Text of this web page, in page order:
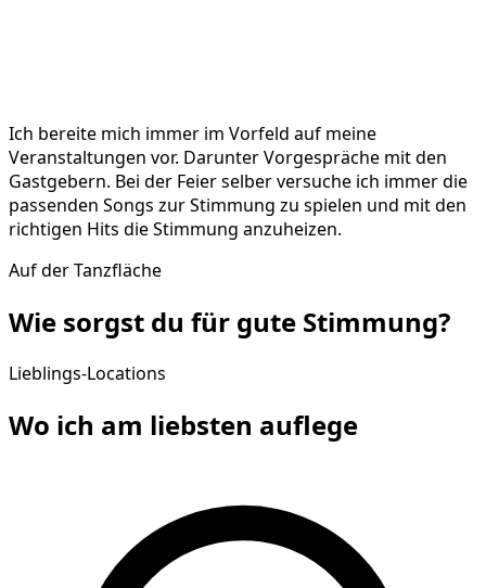
Ich bereite mich immer im Vorfeld auf meine
Veranstaltungen vor. Darunter Vorgespräche mit den
Gastgebern. Bei der Feier selber versuche ich immer die
passenden Songs zur Stimmung zu spielen und mit den
richtigen Hits die Stimmung anzuheizen.
Auf der Tanzfläche
Wie sorgst du für gute Stimmung?
Lieblings-Locations
Wo ich am liebsten auflege